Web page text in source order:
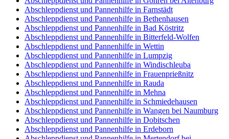
Abschleppdienst und Pannenhilfe in Farnstädt
Abschleppdienst und Pannenhilfe in Bethenhausen
Abschleppdienst und Pannenhilfe in Bad Köstritz
Abschleppdienst und Pannenhilfe in Bitterfeld-Wolfen
Abschleppdienst und Pannenhilfe in Wettin
Abschleppdienst und Pannenhilfe in Lumpzig
Abschleppdienst und Pannenhilfe in Windischleuba
Abschleppdienst und Pannenhilfe in Frauenprießnitz
Abschleppdienst und Pannenhilfe in Rauda
Abschleppdienst und Pannenhilfe in Mehna
Abschleppdienst und Pannenhilfe in Schmiedehausen
Abschleppdienst und Pannenhilfe in Wangen bei Naumburg
Abschleppdienst und Pannenhilfe in Dobitschen
Abschleppdienst und Pannenhilfe in Erdeborn